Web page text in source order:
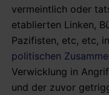
vermeintlich oder
etablierten Linken,
Pazifisten, etc, etc,
politischen
Verwicklung in
und der zuvor